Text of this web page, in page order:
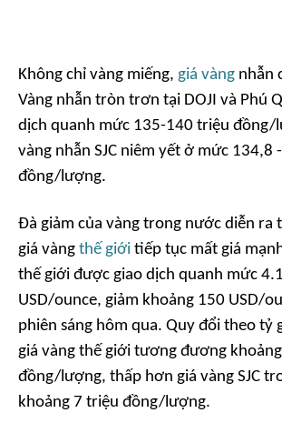
Không chỉ vàng miếng, giá vàng nhẫn
Vàng nhẫn tròn trơn tại DOJI và Phú
dịch quanh mức 135-140 triệu
vàng nhẫn SJC niêm yết ở mức 134,8
đồng/lượng.
Đà giảm của vàng trong nước diễn ra
giá vàng thế giới tiếp tục mất giá
thế giới được giao dịch quanh mức
USD/ounce, giảm khoảng 150 USD/
phiên sáng hôm qua. Quy đổi theo tỷ
giá vàng thế giới tương đương
đồng/lượng, thấp hơn giá vàng SJC
khoảng 7 triệu đồng/lượng.